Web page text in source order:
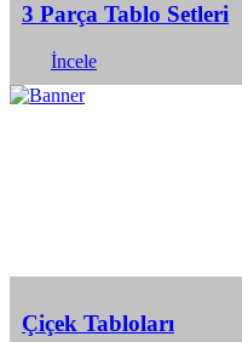
3 Parça Tablo Setleri
İncele
Çiçek Tabloları